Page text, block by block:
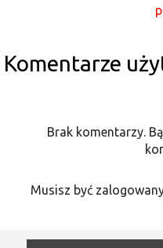
Komentarze
Brak komentarzy.
Musisz być